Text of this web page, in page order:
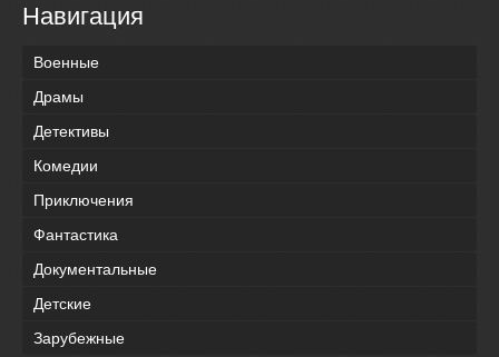
Навигация
Военные
Драмы
Детективы
Комедии
Приключения
Фантастика
Документальные
Детские
Зарубежные